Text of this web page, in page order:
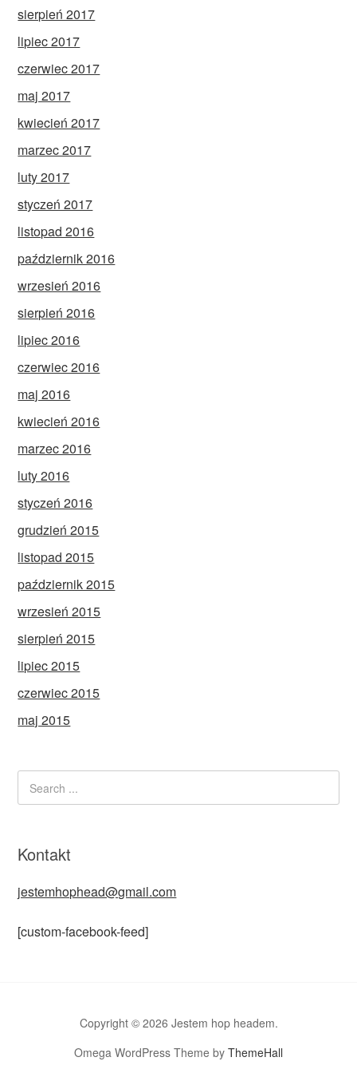
sierpień 2017
lipiec 2017
czerwiec 2017
maj 2017
kwiecień 2017
marzec 2017
luty 2017
styczeń 2017
listopad 2016
październik 2016
wrzesień 2016
sierpień 2016
lipiec 2016
czerwiec 2016
maj 2016
kwiecień 2016
marzec 2016
luty 2016
styczeń 2016
grudzień 2015
listopad 2015
październik 2015
wrzesień 2015
sierpień 2015
lipiec 2015
czerwiec 2015
maj 2015
Kontakt
jestemhophead@gmail.com
[custom-facebook-feed]
Copyright © 2026 Jestem hop headem.
Omega WordPress Theme by ThemeHall